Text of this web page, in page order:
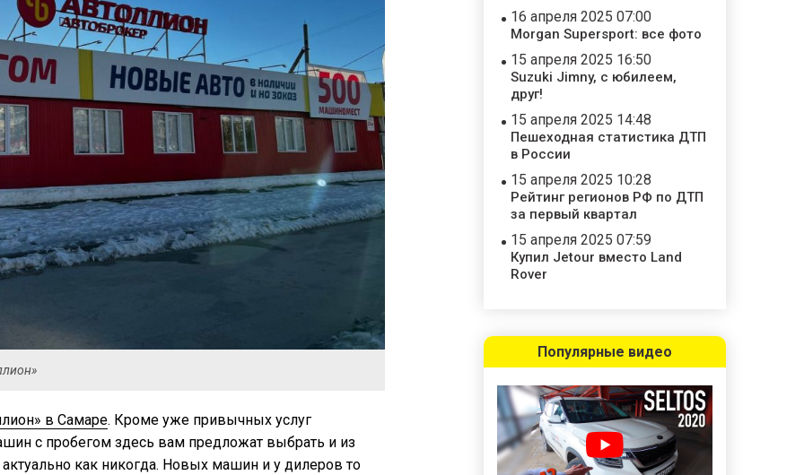
в Самаре. Кроме уже привычных услуг
с пробегом здесь вам предложат выбрать и из
как никогда. Новых машин и у дилеров то
16 апреля 2025 07:00
Morgan Supersport: все фото
15 апреля 2025 16:50
Suzuki Jimny, с юбилеем,
друг!
15 апреля 2025 14:48
Пешеходная статистика ДТП
в России
15 апреля 2025 10:28
Рейтинг регионов РФ по ДТП
за первый квартал
15 апреля 2025 07:59
Купил Jetour вместо Land
Rover
Популярные видео